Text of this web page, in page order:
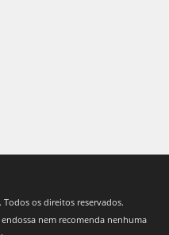
Todos os direitos reservados.
nem recomenda nenhuma